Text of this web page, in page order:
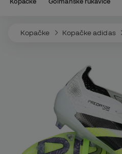
Kopačke Kopačke adidas